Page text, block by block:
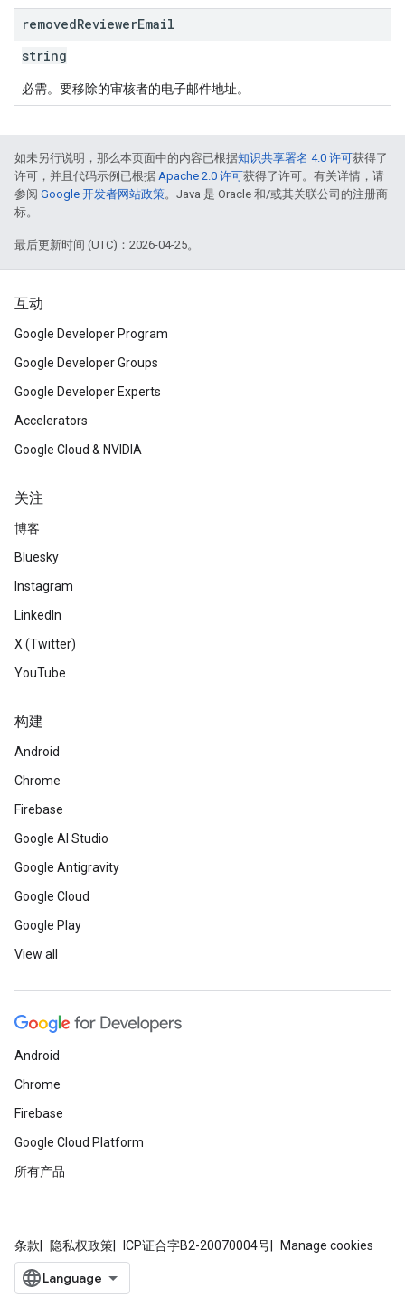
removedReviewerEmail
string
必需。要移除的审核者的电子邮件地址。
如未另行说明，那么本页面中的内容已根据知识共享署名 4.0 许可获得了
许可，并且代码示例已根据 Apache 2.0 许可获得了许可。有关详情，请
参阅 Google 开发者网站政策。Java 是 Oracle 和/或其关联公司的注册商
标。
最后更新时间 (UTC)：2026-04-25。
互动
Google Developer Program
Google Developer Groups
Google Developer Experts
Accelerators
Google Cloud & NVIDIA
关注
博客
Bluesky
Instagram
LinkedIn
X (Twitter)
YouTube
构建
Android
Chrome
Firebase
Google AI Studio
Google Antigravity
Google Cloud
Google Play
View all
Android
Chrome
Firebase
Google Cloud Platform
所有产品
条款 隐私权政策 ICP证合字B2-20070004号 Manage cookies